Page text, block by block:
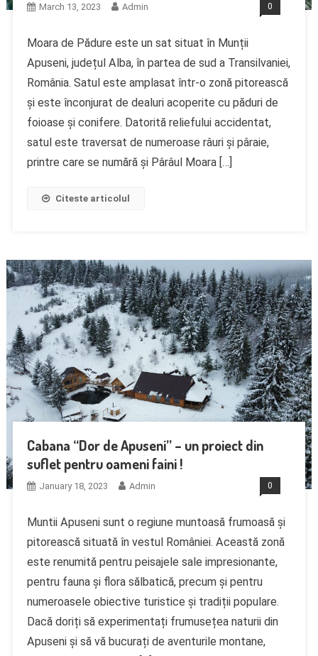
March 13, 2023 Admin 0
Moara de Pădure este un sat situat în Munții
Apuseni, județul Alba, în partea de sud a Transilvaniei,
România. Satul este amplasat într-o zonă pitorească
și este înconjurat de dealuri acoperite cu păduri de
foioase și conifere. Datorită reliefului accidentat,
satul este traversat de numeroase râuri și pâraie,
printre care se numără și Pârâul Moara […]
Citeste articolul
Cabana “Dor de Apuseni” – un proiect din
suflet pentru oameni faini !
January 18, 2023 Admin 0
Muntii Apuseni sunt o regiune muntoasă frumoasă și
pitorească situată în vestul României. Această zonă
este renumită pentru peisajele sale impresionante,
pentru fauna și flora sălbatică, precum și pentru
numeroasele obiective turistice și tradiții populare.
Dacă doriți să experimentați frumusețea naturii din
Apuseni și să vă bucurați de aventurile montane,